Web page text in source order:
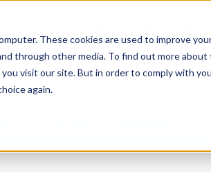
These cookies are used to improve
through other media. To find out more about
visit our site. But in order to comply with
again.
ガイド
成形工場のムリやムダ。工夫次